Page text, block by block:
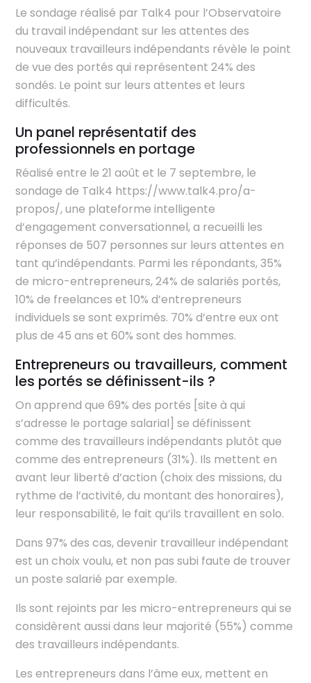
Le sondage réalisé par Talk4 pour l’Observatoire
du travail indépendant sur les attentes des
nouveaux travailleurs indépendants révèle le point
de vue des portés qui représentent 24% des
sondés. Le point sur leurs attentes et leurs
difficultés.
Un panel représentatif des
professionnels en portage
Réalisé entre le 21 août et le 7 septembre, le
sondage de Talk4 https://www.talk4.pro/a-
propos/, une plateforme intelligente
d’engagement conversationnel, a recueilli les
réponses de 507 personnes sur leurs attentes en
tant qu’indépendants. Parmi les répondants, 35%
de micro-entrepreneurs, 24% de salariés portés,
10% de freelances et 10% d’entrepreneurs
individuels se sont exprimés. 70% d’entre eux ont
plus de 45 ans et 60% sont des hommes.
Entrepreneurs ou travailleurs, comment
les portés se définissent-ils ?
On apprend que 69% des portés [site à qui
s’adresse le portage salarial] se définissent
comme des travailleurs indépendants plutôt que
comme des entrepreneurs (31%). Ils mettent en
avant leur liberté d’action (choix des missions, du
rythme de l’activité, du montant des honoraires),
leur responsabilité, le fait qu’ils travaillent en solo.
Dans 97% des cas, devenir travailleur indépendant
est un choix voulu, et non pas subi faute de trouver
un poste salarié par exemple.
Ils sont rejoints par les micro-entrepreneurs qui se
considèrent aussi dans leur majorité (55%) comme
des travailleurs indépendants.
Les entrepreneurs dans l’âme eux, mettent en